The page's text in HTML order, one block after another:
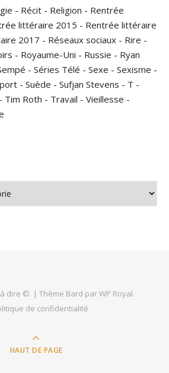
- Récit - Religion - Rentrée
littéraire 2015 - Rentrée littéraire
2017 - Réseaux sociaux - Rire -
- Royaume-Uni - Russie - Ryan
- Séries Télé - Sexe - Sexisme -
- Suède - Sufjan Stevens - T -
- Tim Roth - Travail - Vieillesse -
dire ©. | Thème Bard parWP Royal.
de confidentialité
HAUT DE PAGE